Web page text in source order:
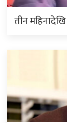
तीन